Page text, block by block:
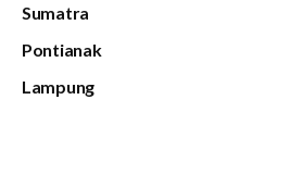
Sumatra
Pontianak
Lampung